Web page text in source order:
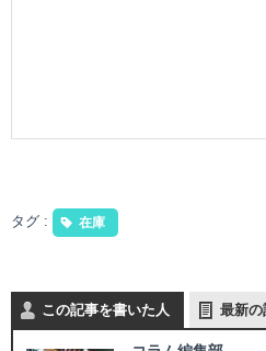
タグ : 在庫
この記事を書いた人 最新の